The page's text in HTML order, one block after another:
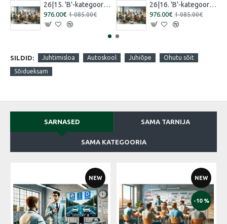
26|15. 'B'-kategooria koolitus [16.07.2026 – 15.08.2026 Vene]
976.00€ 1 085.00€
26|16. 'B'-kategooria koolitus [30.07.2026 – 29.08.2026 Eesti]
976.00€ 1 085.00€
SILDID: Juhtimisloa Autoskool Juhiõpe Ohutu sõit
Sõidueksam
SARNASED SAMA TARNIJA
SAMA KATEGOORIA
NEW NEW
-10 %